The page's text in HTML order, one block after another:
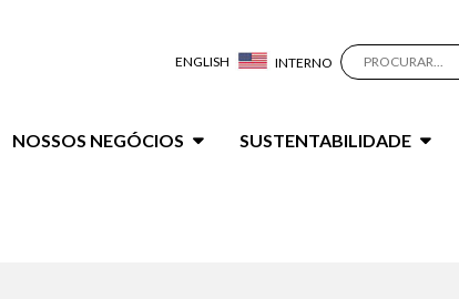
ENGLISH INTERNO
NOSSOS NEGÓCIOS SUSTENTABILIDADE